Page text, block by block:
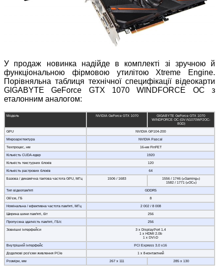
У продаж новинка надійде в комплекті зі зручною й
функціональною фірмовою утилітою Xtreme Engine.
Порівняльна таблиця технічної специфікації відеокарти
GIGABYTE GeForce GTX 1070 WINDFORCE OC з
еталонним аналогом:
Модель NVIDIA GeForce GTX 1070
GIGABYTE GeForce GTX 1070
WINDFORCE OC (GV-N1070WF2OC-
8GD)
GPU
NVIDIA GP104-200
Мікроархітектура
NVIDIA Pascal
Техпроцес, нм
16-нм FinFET
Кількість CUDA-ядер
1920
Кількість текстурних блоків
120
Кількість растрових блоків
64
Базова / динамічна тактова частота GPU, МГц
1506 / 1683
1556 / 1746 («Gaming»)
1582 / 1771 («OC»)
Тип відеопам'яті
GDDR5
Об’єм, ГБ
8
Номінальна / ефективна частота пам'яті, МГц
2 002 / 8 008
Ширина шини пам'яті, біт
256
Пропускна здатність пам'яті, ГБ/с
256
Зовнішні інтерфейси
3 x DisplayPort 1.4
1 x HDMI 2.0b
1 x DVI-D
Внутрішній інтерфейс
PCI Express 3.0 x16
Додаткові роз’єми живлення PCIe
1 x 8-контактний
Розміри, мм
267 х 111 285 х 130